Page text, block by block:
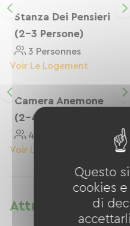
Stanza Dei Pensieri
(2-3 Persone)
3 Personnes
Voir Le Logement
Camera Anemone
(2-4 Persone)
4 Personnes
Voir Le Logement
Attrezzature
Questo
cookies
di